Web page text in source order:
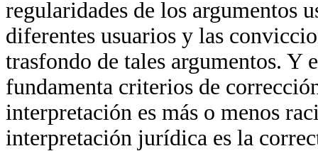
regularidades de los argumentos
diferentes usuarios y las
trasfondo de tales argumentos.
fundamenta criterios de
interpretación es más o menos
interpretación jurídica es la